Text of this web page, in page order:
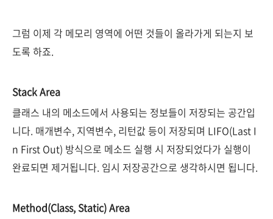
그럼 이제 각 메모리 영역에 어떤 것들이 올라가게 되는지 보
도록 하죠.
Stack Area
클래스 내의 메소드에서 사용되는 정보들이 저장되는 공간입
니다. 매개변수, 지역변수, 리턴값 등이 저장되며 LIFO(Last I
n First Out) 방식으로 메소드 실행 시 저장되었다가 실행이
완료되면 제거됩니다. 임시 저장공간으로 생각하시면 됩니다.
Method(Class, Static) Area